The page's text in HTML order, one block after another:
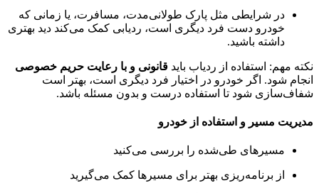
در شرایطی مثل پارک طولانی‌مدت، مسافرت، یا زمانی که
خودرو دست فرد دیگری است، ردیابی کمک می‌کند دید بهتری
داشته باشید.
نکته مهم: استفاده از ردیاب باید قانونی و با رعایت حریم خصوصی
انجام شود. اگر خودرو در اختیار فرد دیگری است، بهتر است
شفاف‌سازی شود تا استفاده درست و بدون مسئله باشد.
مدیریت مسیر و استفاده از خودرو
مسیرهای طی‌شده را بررسی می‌کنید
از برنامه‌ریزی بهتر برای مسیرها کمک می‌گیرید